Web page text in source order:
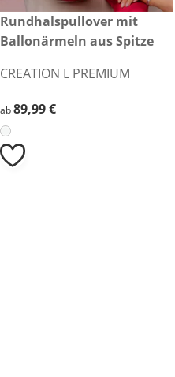
89,99 €
Rundhalspullover mit
Ballonärmeln aus Spitze
CREATION L PREMIUM
89,99 €
ab89,99 €